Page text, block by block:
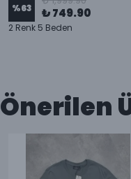
%63 ₺ 749.90
2 Renk 5 Beden
Önerilen